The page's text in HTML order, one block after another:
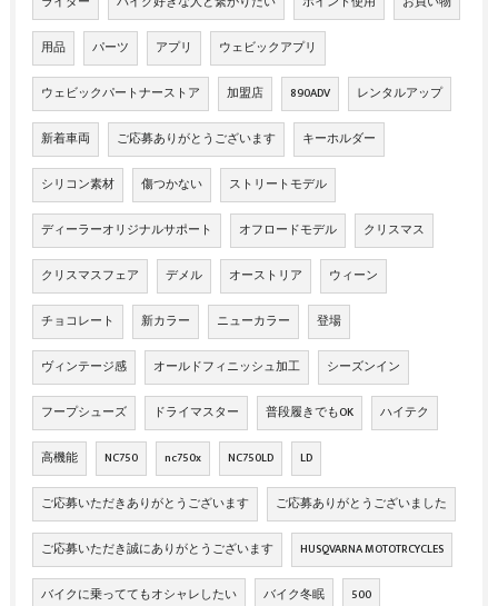
用品 パーツ アプリ ウェビックアプリ
ウェビックパートナーストア 加盟店 890ADV レンタルアップ
新着車両 ご応募ありがとうございます キーホルダー
シリコン素材 傷つかない ストリートモデル
ディーラーオリジナルサポート オフロードモデル クリスマス
クリスマスフェア デメル オーストリア ウィーン
チョコレート 新カラー ニューカラー 登場
ヴィンテージ感 オールドフィニッシュ加工 シーズンイン
フープシューズ ドライマスター 普段履きでもOK ハイテク
高機能 NC750 nc750x NC750LD LD
ご応募いただきありがとうございます ご応募ありがとうございました
ご応募いただき誠にありがとうございます HUSQVARNA MOTOTRCYCLES
バイクに乗っててもオシャレしたい バイク冬眠 500